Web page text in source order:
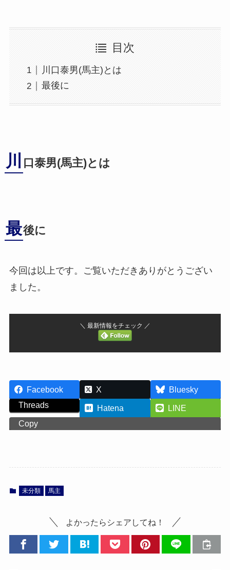
目次
川口泰男(馬主)とは
最後に
川 口泰男(馬主)とは
最後に
今回は以上です。ご覧いただきありがとうござい
ました。
＼ 最新情報をチェック ／
Facebook X
Bluesky
Threads
Hatena
LINE
Copy
未分類 馬主
よかったらシェアしてね！